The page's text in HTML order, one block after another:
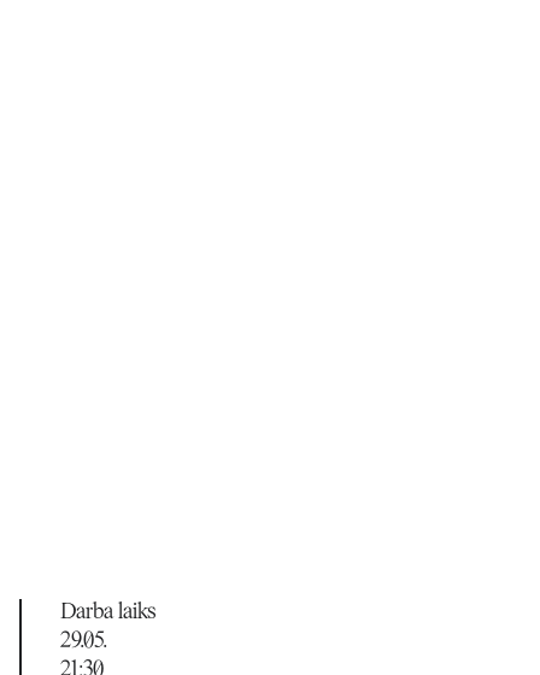
Darba laiks
29.05.